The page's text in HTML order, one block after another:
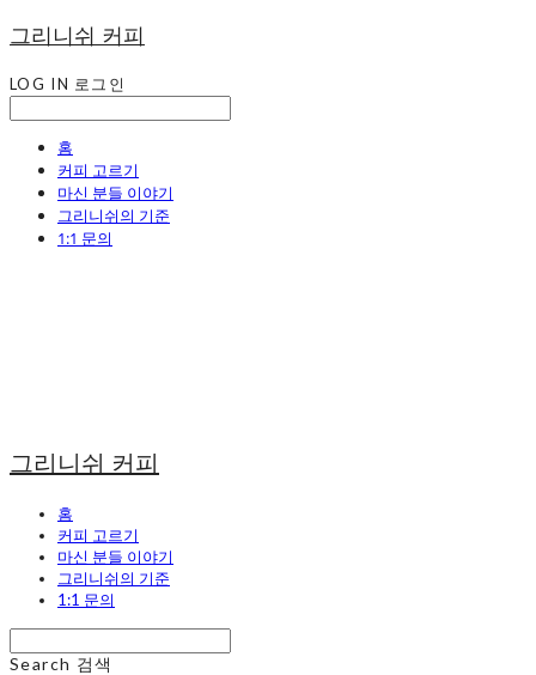
그리니쉬 커피
LOG IN 로그인
홈
커피 고르기
마신 분들 이야기
그리니쉬의 기준
1:1 문의
그리니쉬 커피
홈
커피 고르기
마신 분들 이야기
그리니쉬의 기준
1:1 문의
Search 검색